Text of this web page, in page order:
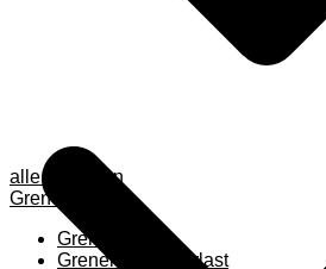
alle anzeigen
Grenen
Grenen B ruw
Grenen gevingerlast